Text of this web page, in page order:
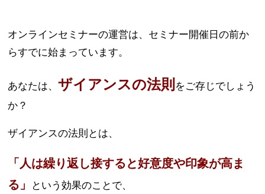
オンラインセミナーの運営は、セミナー開催日の前か
らすでに始まっています。
あなたは、ザイアンスの法則 をご存じでしょう
か？
ザイアンスの法則とは、
「人は繰り返し接すると好意度や印象が高ま
る」
という効果のことで、